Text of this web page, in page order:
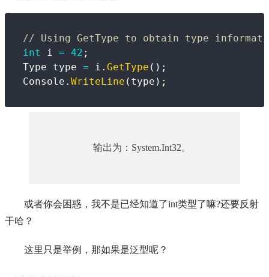
// Using GetType to obtain type
int
i = 42 ;
Type type = i . GetType ( ) ;
Console . WriteLine ( type ) ;
输出为：System.Int32。
或者你会困惑，我不是已经知道了int类型了嘛?还要反射
干哈？
这里只是举例，那如果是泛型呢？